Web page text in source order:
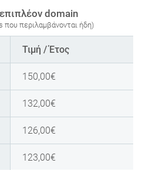
domain
περιλαμβάνονται ήδη)
Τιμή / Έτος
150,00€
132,00€
126,00€
123,00€